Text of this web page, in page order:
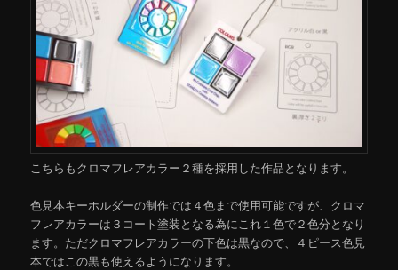
こちらもクロマフレアカラー２種を採用した作品となります。
色見本キーホルダーの制作では４色まで使用可能ですが、クロマ
フレアカラーは３コート塗装となる為にこれ１色で２色分となり
ます。ただクロマフレアカラーの下色は黒なので、４ピース色見
本ではこの黒も使えるようになります。